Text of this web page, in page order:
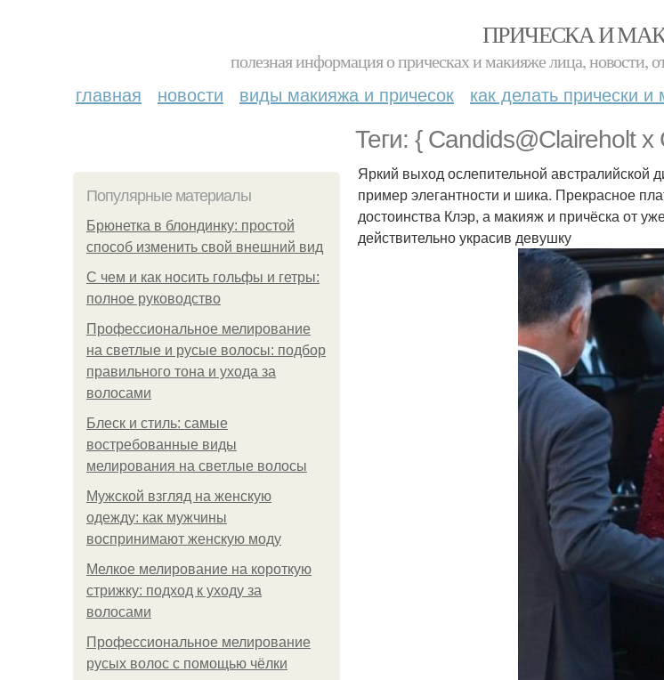
ПРИЧЕСКА И
полезная информация о прическах и макияже лица, новости,
главная новости виды макияжа и причесок как делать прически и
Теги: { Candids@Claireholt
Популярные материалы
Брюнетка в блондинку: простой
способ изменить свой внешний вид
С чем и как носить гольфы и гетры:
полное руководство
Профессиональное мелирование
на светлые и русые волосы: подбор
правильного тона и ухода за
волосами
Блеск и стиль: самые
востребованные виды
мелирования на светлые волосы
Мужской взгляд на женскую
одежду: как мужчины
воспринимают женскую моду
Мелкое мелирование на короткую
стрижку: подход к уходу за
волосами
Профессиональное мелирование
русых волос с помощью чёлки
Яркий выход ослепительной австралийской
пример элегантности и шика. Прекрасное
достоинства Клэр, а макияж и причёска от
действительно украсив девушку